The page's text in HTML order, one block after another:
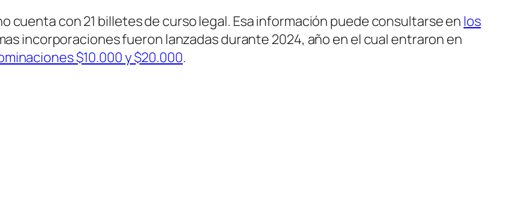
con 21 billetes de curso legal. Esa información puede consultarse en los
incorporaciones fueron lanzadas durante 2024, año en el cual entraron en
$10.000 y $20.000.